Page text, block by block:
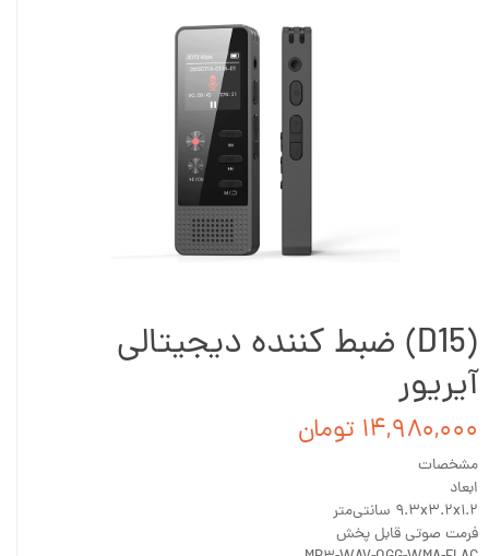
(D15) ضبط کننده دیجیتالی
آیریور
۱۴,۹۸۰,۰۰۰ تومان
مشخصات
ابعاد
۹.۳x۳.۲x۱.۲ سانتی‌متر
فرمت صوتی قابل پخش